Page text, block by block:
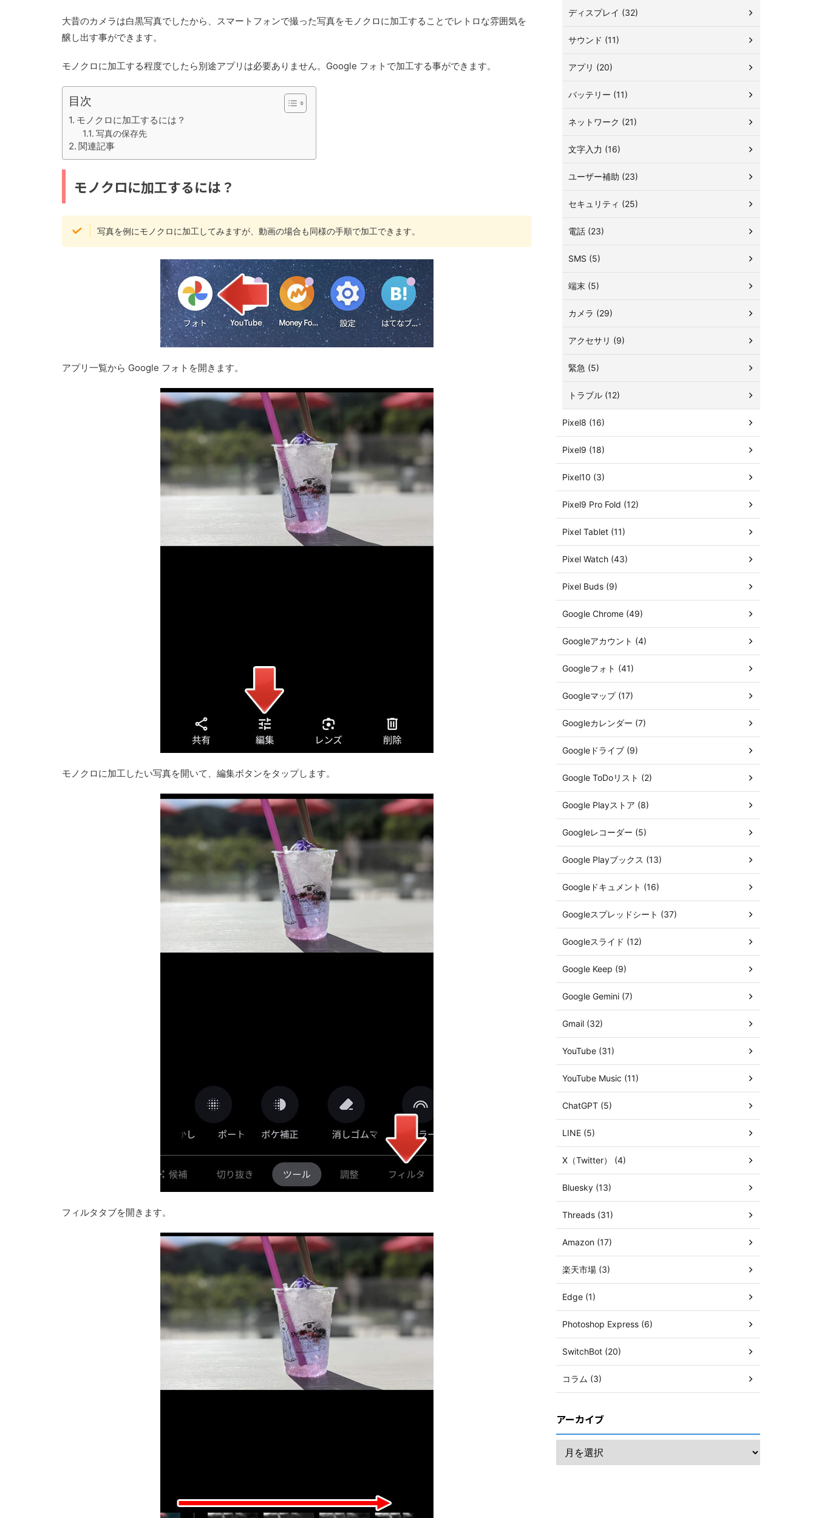
大昔のカメラは白黒写真でしたから、スマートフォンで撮った写真をモノクロに加工することでレトロな雰囲気を
醸し出す事ができます。
モノクロに加工する程度でしたら別途アプリは必要ありません。Google フォトで加工する事ができます。
目次
モノクロに加工するには？
写真の保存先
関連記事
モノクロに加工するには？
写真を例にモノクロに加工してみますが、動画の場合も同様の手順で加工できます。
アプリ一覧から Google フォトを開きます。
モノクロに加工したい写真を開いて、編集ボタンをタップします。
フィルタタブを開きます。
ディスプレイ (32)
サウンド (11)
アプリ (20)
バッテリー (11)
ネットワーク (21)
文字入力 (16)
ユーザー補助 (23)
セキュリティ (25)
電話 (23)
SMS (5)
端末 (5)
カメラ (29)
アクセサリ (9)
緊急 (5)
トラブル (12)
Pixel8 (16)
Pixel9 (18)
Pixel10 (3)
Pixel9 Pro Fold (12)
Pixel Tablet (11)
Pixel Watch (43)
Pixel Buds (9)
Google Chrome (49)
Googleアカウント (4)
Googleフォト (41)
Googleマップ (17)
Googleカレンダー (7)
Googleドライブ (9)
Google ToDoリスト (2)
Google Playストア (8)
Googleレコーダー (5)
Google Playブックス (13)
Googleドキュメント (16)
Googleスプレッドシート (37)
Googleスライド (12)
Google Keep (9)
Google Gemini (7)
Gmail (32)
YouTube (31)
YouTube Music (11)
ChatGPT (5)
LINE (5)
X（Twitter） (4)
Bluesky (13)
Threads (31)
Amazon (17)
楽天市場 (3)
Edge (1)
Photoshop Express (6)
SwitchBot (20)
コラム (3)
アーカイブ